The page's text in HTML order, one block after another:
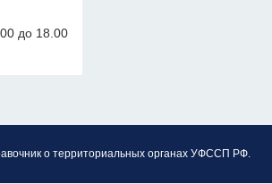
до 18.00
о территориальных органах УФССП РФ.